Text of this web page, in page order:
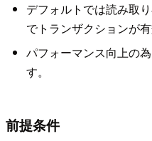
デフォルトでは読み取り
でトランザクションが有
パフォーマンス向上の
す。
前提条件